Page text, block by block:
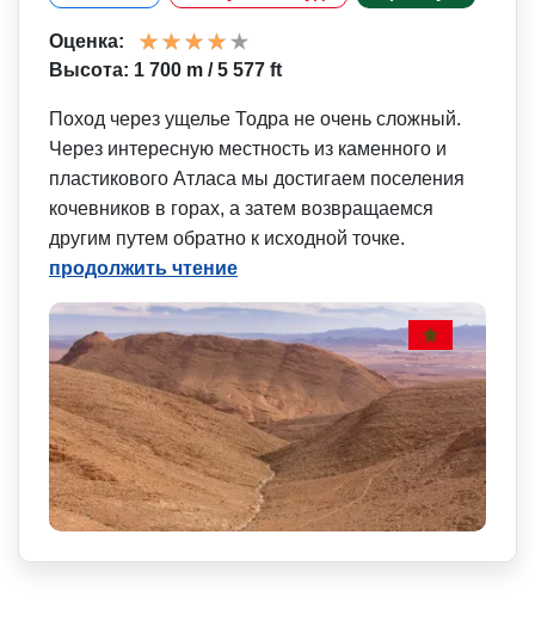
Оценка:
Высота: 1 700 m / 5 577 ft
Поход через ущелье Тодра не очень сложный.
Через интересную местность из каменного и
пластикового Атласа мы достигаем поселения
кочевников в горах, а затем возвращаемся
другим путем обратно к исходной точке.
продолжить чтение